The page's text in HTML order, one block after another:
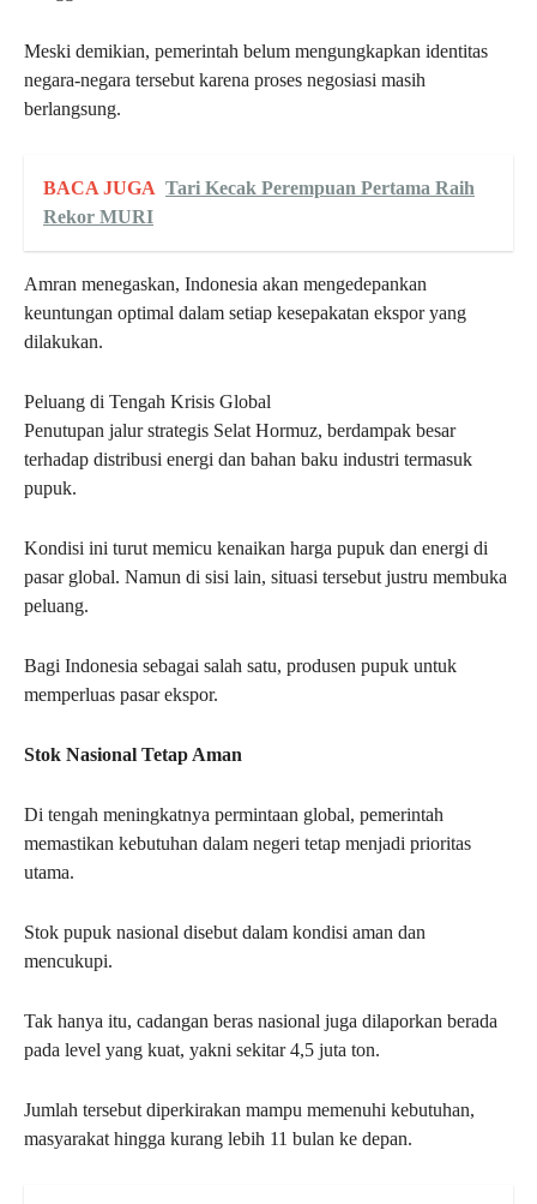
Meski demikian, pemerintah belum mengungkapkan identitas
negara-negara tersebut karena proses negosiasi masih
berlangsung.
BACA JUGA Tari Kecak Perempuan Pertama Raih
Rekor MURI
Amran menegaskan, Indonesia akan mengedepankan
keuntungan optimal dalam setiap kesepakatan ekspor yang
dilakukan.
Peluang di Tengah Krisis Global
Penutupan jalur strategis Selat Hormuz, berdampak besar
terhadap distribusi energi dan bahan baku industri termasuk
pupuk.
Kondisi ini turut memicu kenaikan harga pupuk dan energi di
pasar global. Namun di sisi lain, situasi tersebut justru membuka
peluang.
Bagi Indonesia sebagai salah satu, produsen pupuk untuk
memperluas pasar ekspor.
Stok Nasional Tetap Aman
Di tengah meningkatnya permintaan global, pemerintah
memastikan kebutuhan dalam negeri tetap menjadi prioritas
utama.
Stok pupuk nasional disebut dalam kondisi aman dan
mencukupi.
Tak hanya itu, cadangan beras nasional juga dilaporkan berada
pada level yang kuat, yakni sekitar 4,5 juta ton.
Jumlah tersebut diperkirakan mampu memenuhi kebutuhan,
masyarakat hingga kurang lebih 11 bulan ke depan.